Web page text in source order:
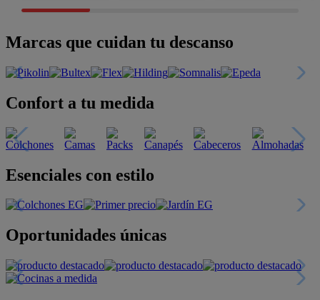
Marcas que cuidan tu descanso
Confort a tu medida
Esenciales con estilo
Oportunidades únicas